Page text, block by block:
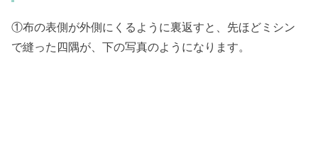
①布の表側が外側にくるように裏返すと、先ほどミシン
で縫った四隅が、下の写真のようになります。